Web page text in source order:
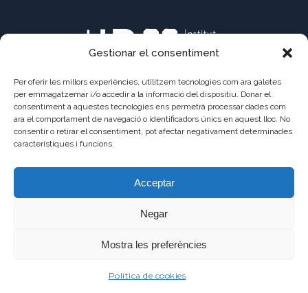
Gestionar el consentiment
Per oferir les millors experiències, utilitzem tecnologies com ara galetes
per emmagatzemar i/o accedir a la informació del dispositiu. Donar el
consentiment a aquestes tecnologies ens permetrà processar dades com
ara el comportament de navegació o identificadors únics en aquest lloc. No
consentir o retirar el consentiment, pot afectar negativament determinades
característiques i funcions.
Acceptar
Negar
Mostra les preferències
Política de cookies
C/ Pau Claris 121
08009 Barcelona
93 487 03 01